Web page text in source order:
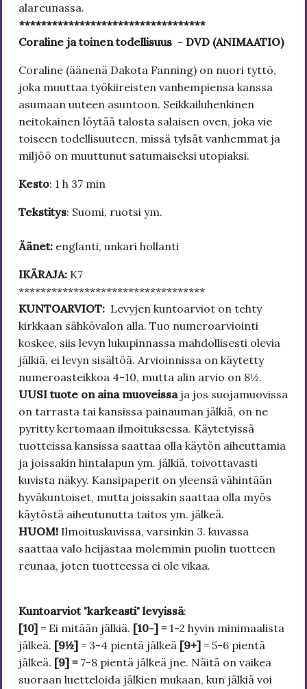
alareunassa.
**********************************
Coraline ja toinen todellisuus - DVD (ANIMAATIO)
Coraline (äänenä Dakota Fanning) on nuori tyttö,
joka muuttaa työkiireisten vanhempiensa kanssa
asumaan uuteen asuntoon. Seikkailuhenkinen
neitokainen löytää talosta salaisen oven, joka vie
toiseen todellisuuteen, missä tylsät vanhemmat ja
miljöö on muuttunut satumaiseksi utopiaksi.
Kesto: 1 h 37 min
Tekstitys: Suomi, ruotsi ym.
Äänet: englanti, unkari hollanti
IKÄRAJA: K7
**********************************
KUNTOARVIOT: Levyjen kuntoarviot on tehty
kirkkaan sähkövalon alla. Tuo numeroarviointi
koskee, siis levyn lukupinnassa mahdollisesti olevia
jälkiä, ei levyn sisältöä. Arvioinnissa on käytetty
numeroasteikkoa 4-10, mutta alin arvio on 8½.
UUSI tuote on aina muoveissa ja jos suojamuovissa
on tarrasta tai kansissa painauman jälkiä, on ne
pyritty kertomaan ilmoituksessa. Käytetyissä
tuotteissa kansissa saattaa olla käytön aiheuttamia
ja joissakin hintalapun ym. jälkiä, toivottavasti
kuvista näkyy. Kansipaperit on yleensä vähintään
hyväkuntoiset, mutta joissakin saattaa olla myös
käytöstä aiheutunutta taitos ym. jälkeä.
HUOM! Ilmoituskuvissa, varsinkin 3. kuvassa
saattaa valo heijastaa molemmin puolin tuotteen
reunaa, joten tuotteessa ei ole vikaa.
Kuntoarviot "karkeasti" levyissä:
[10] = Ei mitään jälkiä. [10-] = 1-2 hyvin minimaalista
jälkeä. [9½] = 3-4 pientä jälkeä [9+] = 5-6 pientä
jälkeä. [9] = 7-8 pientä jälkeä jne. Näitä on vaikea
suoraan luetteloida jälkien mukaan, kun jälkiä voi